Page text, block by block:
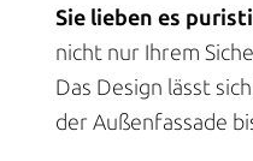
Sie lieben es
nicht nur Ihrem
Das Design lässt
der Außenfassade